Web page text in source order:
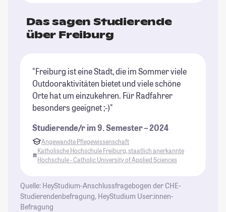
Das sagen Studierende
über Freiburg
"Freiburg ist eine Stadt, die im Sommer viele
Outdooraktivitäten bietet und viele schöne
Orte hat um einzukehren. Für Radfahrer
besonders geeignet ;-)"
Studierende/r im 9. Semester – 2024
Angewandte Pflegewissenschaft
Katholische Hochschule Freiburg, staatlich anerkannte
Hochschule - Catholic University of Applied Sciences
Quelle: HeyStudium-Anschlussfragebogen der CHE-
Studierendenbefragung, HeyStudium User:innen-
Befragung